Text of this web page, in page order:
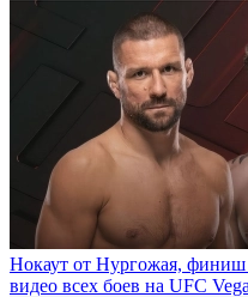
Нокаут от Нургожая, финиш
видео всех боев на UFC